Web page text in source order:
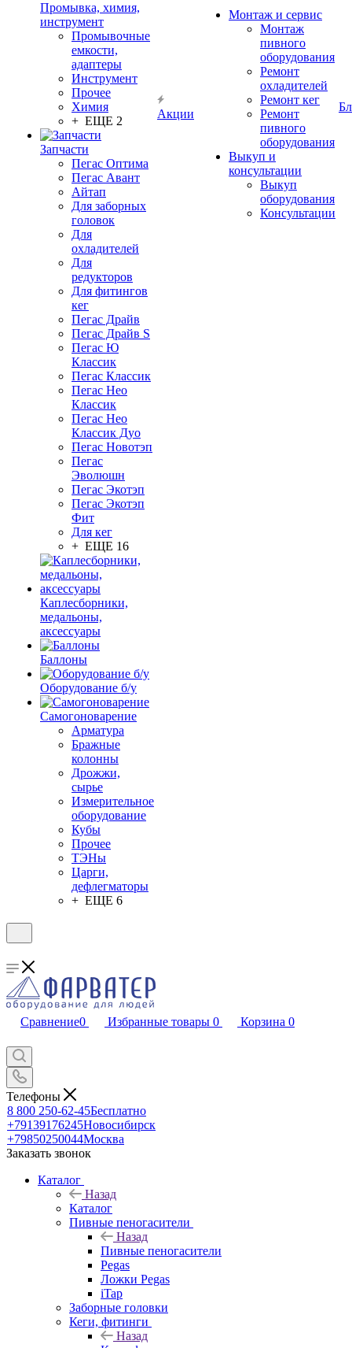
Промывка, химия,
инструмент
Промывочные
емкости,
адаптеры
Инструмент
Прочее
Химия
+ ЕЩЕ 2
Запчасти
Пегас Оптима
Пегас Авант
Айтап
Для заборных
головок
Для
охладителей
Для
редукторов
Для фитингов
кег
Пегас Драйв
Пегас Драйв S
Пегас Ю
Классик
Пегас Классик
Пегас Нео
Классик
Пегас Нео
Классик Дуо
Пегас Новотэп
Пегас
Эволюшн
Пегас Экотэп
Пегас Экотэп
Фит
Для кег
+ ЕЩЕ 16
Каплесборники,
медальоны,
аксессуары
Баллоны
Оборудование б/у
Самогоноварение
Арматура
Бражные
колонны
Дрожжи,
сырье
Измерительное
оборудование
Кубы
Прочее
ТЭНы
Царги,
дефлегматоры
+ ЕЩЕ 6
Акции
Монтаж и сервис
Монтаж
пивного
оборудования
Ремонт
охладителей
Ремонт кег
Ремонт
пивного
оборудования
Выкуп и
консультации
Выкуп
оборудования
Консультации
Сравнение0 Избранные товары 0 Корзина 0
Телефоны
8 800 250-62-45Бесплатно
+79139176245Новосибирск
+79850250044Москва
Заказать звонок
Каталог
Назад
Каталог
Пивные пеногасители
Назад
Пивные пеногасители
Pegas
Ложки Pegas
iTap
Заборные головки
Кеги, фитинги
Назад